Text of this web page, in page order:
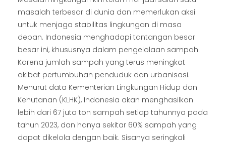
masalah terbesar di dunia dan memerlukan aksi
untuk menjaga stabilitas lingkungan di masa
depan. Indonesia menghadapi tantangan besar
besar ini, khususnya dalam pengelolaan sampah.
Karena jumlah sampah yang terus meningkat
akibat pertumbuhan penduduk dan urbanisasi.
Menurut data Kementerian Lingkungan Hidup dan
Kehutanan (KLHK), Indonesia akan menghasilkan
lebih dari 67 juta ton sampah setiap tahunnya pada
tahun 2023, dan hanya sekitar 60% sampah yang
dapat dikelola dengan baik. Sisanya seringkali